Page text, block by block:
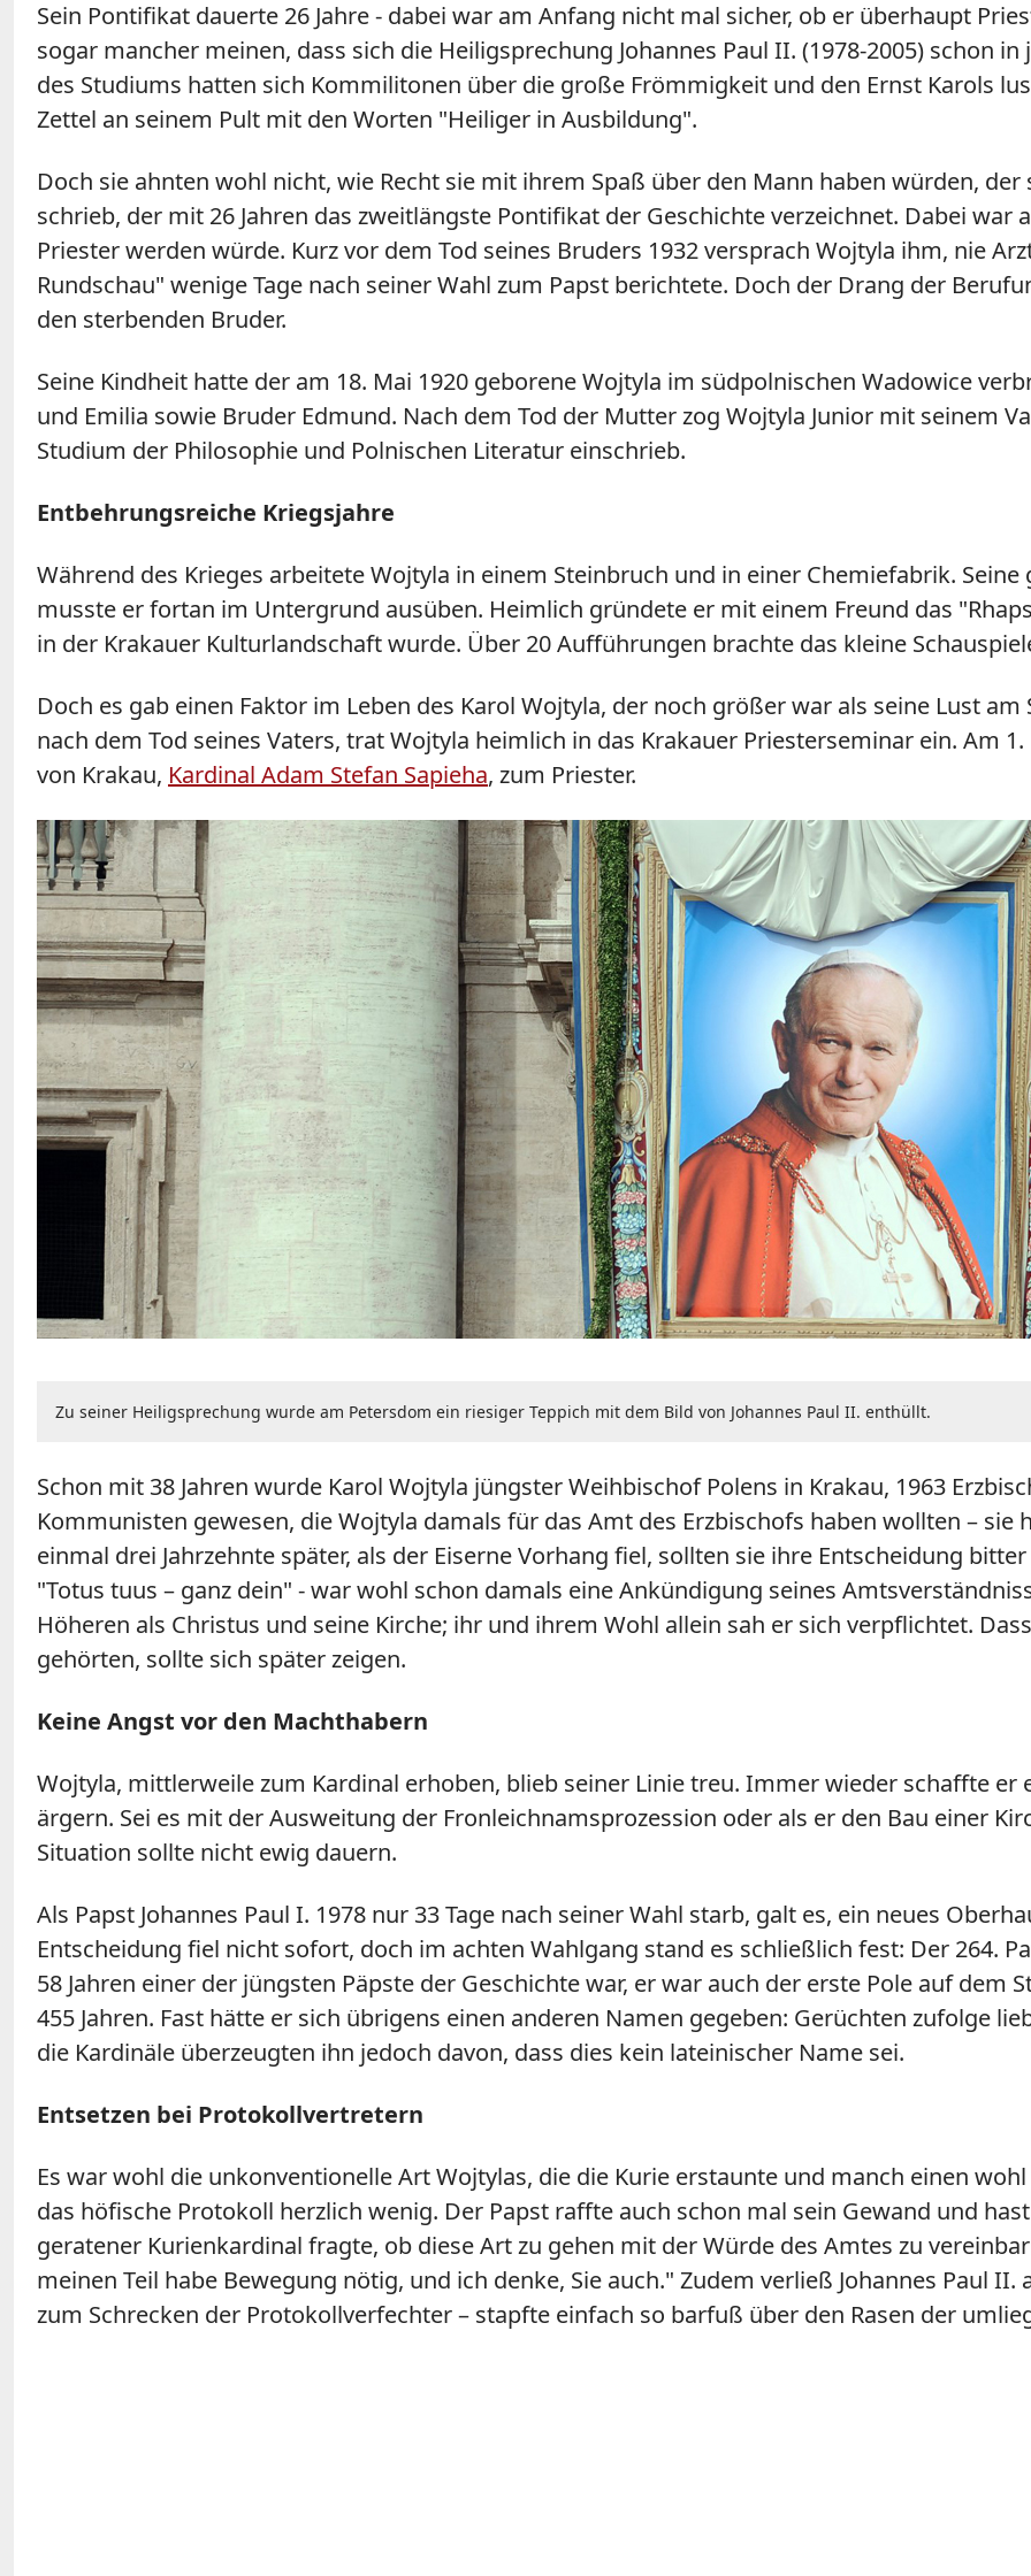
Sein Pontifikat dauerte 26 Jahre - dabei war am Anfang nicht mal sicher, ob er überhaupt
sogar mancher meinen, dass sich die Heiligsprechung Johannes Paul II. (1978-2005) schon
des Studiums hatten sich Kommilitonen über die große Frömmigkeit und den Ernst Karols
Zettel an seinem Pult mit den Worten "Heiliger in Ausbildung".
Doch sie ahnten wohl nicht, wie Recht sie mit ihrem Spaß über den Mann haben würden, der
schrieb, der mit 26 Jahren das zweitlängste Pontifikat der Geschichte verzeichnet. Dabei war
Priester werden würde. Kurz vor dem Tod seines Bruders 1932 versprach Wojtyla ihm, nie
Rundschau" wenige Tage nach seiner Wahl zum Papst berichtete. Doch der Drang der
den sterbenden Bruder.
Seine Kindheit hatte der am 18. Mai 1920 geborene Wojtyla im südpolnischen Wadowice
und Emilia sowie Bruder Edmund. Nach dem Tod der Mutter zog Wojtyla Junior mit seinem
Studium der Philosophie und Polnischen Literatur einschrieb.
Entbehrungsreiche Kriegsjahre
Während des Krieges arbeitete Wojtyla in einem Steinbruch und in einer Chemiefabrik.
musste er fortan im Untergrund ausüben. Heimlich gründete er mit einem Freund das
in der Krakauer Kulturlandschaft wurde. Über 20 Aufführungen brachte das kleine
Doch es gab einen Faktor im Leben des Karol Wojtyla, der noch größer war als seine Lust am
nach dem Tod seines Vaters, trat Wojtyla heimlich in das Krakauer Priesterseminar ein. Am
von Krakau, Kardinal Adam Stefan Sapieha, zum Priester.
Zu seiner Heiligsprechung wurde am Petersdom ein riesiger Teppich mit dem Bild von Johannes Paul II. enthüllt.
Schon mit 38 Jahren wurde Karol Wojtyla jüngster Weihbischof Polens in Krakau, 1963
Kommunisten gewesen, die Wojtyla damals für das Amt des Erzbischofs haben wollten –
einmal drei Jahrzehnte später, als der Eiserne Vorhang fiel, sollten sie ihre Entscheidung
"Totus tuus – ganz dein" - war wohl schon damals eine Ankündigung seines
Höheren als Christus und seine Kirche; ihr und ihrem Wohl allein sah er sich verpflichtet.
gehörten, sollte sich später zeigen.
Keine Angst vor den Machthabern
Wojtyla, mittlerweile zum Kardinal erhoben, blieb seiner Linie treu. Immer wieder schaffte
ärgern. Sei es mit der Ausweitung der Fronleichnamsprozession oder als er den Bau einer
Situation sollte nicht ewig dauern.
Als Papst Johannes Paul I. 1978 nur 33 Tage nach seiner Wahl starb, galt es, ein neues
Entscheidung fiel nicht sofort, doch im achten Wahlgang stand es schließlich fest: Der 264.
58 Jahren einer der jüngsten Päpste der Geschichte war, er war auch der erste Pole auf dem
455 Jahren. Fast hätte er sich übrigens einen anderen Namen gegeben: Gerüchten zufolge
die Kardinäle überzeugten ihn jedoch davon, dass dies kein lateinischer Name sei.
Entsetzen bei Protokollvertretern
Es war wohl die unkonventionelle Art Wojtylas, die die Kurie erstaunte und manch einen
das höfische Protokoll herzlich wenig. Der Papst raffte auch schon mal sein Gewand und
geratener Kurienkardinal fragte, ob diese Art zu gehen mit der Würde des Amtes zu
meinen Teil habe Bewegung nötig, und ich denke, Sie auch." Zudem verließ Johannes Paul
zum Schrecken der Protokollverfechter – stapfte einfach so barfuß über den Rasen der